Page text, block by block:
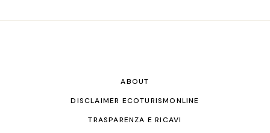
ABOUT
DISCLAIMER ECOTURISMONLINE
TRASPARENZA E RICAVI